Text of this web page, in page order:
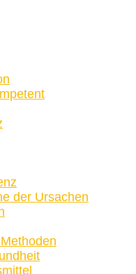
der Ursachen